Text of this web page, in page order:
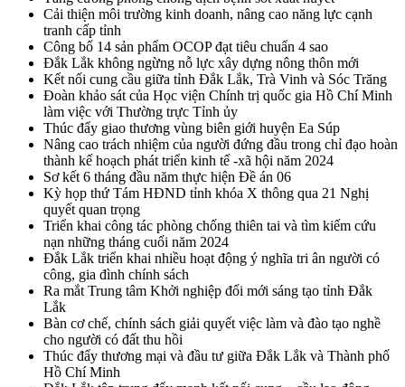
Cải thiện môi trường kinh doanh, nâng cao năng lực cạnh
tranh cấp tỉnh
Công bố 14 sản phẩm OCOP đạt tiêu chuẩn 4 sao
Đắk Lắk không ngừng nỗ lực xây dựng nông thôn mới
Kết nối cung cầu giữa tỉnh Đắk Lắk, Trà Vinh và Sóc Trăng
Đoàn khảo sát của Học viện Chính trị quốc gia Hồ Chí Minh
làm việc với Thường trực Tỉnh ủy
Thúc đẩy giao thương vùng biên giới huyện Ea Súp
Nâng cao trách nhiệm của người đứng đầu trong chỉ đạo hoàn
thành kế hoạch phát triển kinh tế -xã hội năm 2024
Sơ kết 6 tháng đầu năm thực hiện Đề án 06
Kỳ họp thứ Tám HĐND tỉnh khóa X thông qua 21 Nghị
quyết quan trọng
Triển khai công tác phòng chống thiên tai và tìm kiếm cứu
nạn những tháng cuối năm 2024
Đắk Lắk triển khai nhiều hoạt động ý nghĩa tri ân người có
công, gia đình chính sách
Ra mắt Trung tâm Khởi nghiệp đổi mới sáng tạo tỉnh Đắk
Lắk
Bàn cơ chế, chính sách giải quyết việc làm và đào tạo nghề
cho người có đất thu hồi
Thúc đẩy thương mại và đầu tư giữa Đắk Lắk và Thành phố
Hồ Chí Minh